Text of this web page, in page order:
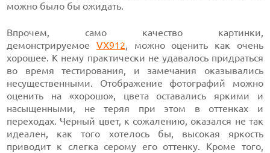
можно было бы ожидать.
Впрочем, само качество картинки,
демонстрируемое VX912, можно оценить как очень
хорошее. К нему практически не удавалось придраться
во время тестирования, и замечания оказывались
несущественными. Отображение фотографий можно
оценить на «хорошо», цвета оставались яркими и
насыщенными, не теряя при этом в оттенках и
переходах. Черный цвет, к сожалению, оказался не так
идеален, как того хотелось бы, высокая яркость
приводит к слегка серому его оттенку. Кроме того,